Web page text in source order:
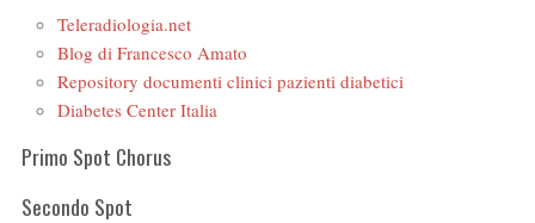
Teleradiologia.net
Blog di Francesco Amato
Repository documenti clinici pazienti diabetici
Diabetes Center Italia
Primo Spot Chorus
Secondo Spot